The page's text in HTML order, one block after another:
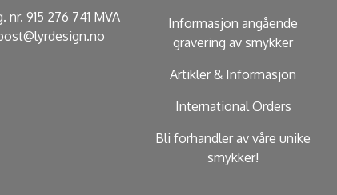
nr. 915 276 741 MVA
Informasjon angående
gravering av smykker
Artikler & Informasjon
International Orders
Bli forhandler av våre unike
smykker!